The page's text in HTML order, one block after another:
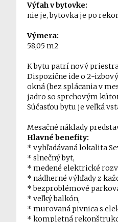
Výťah v bytovke:
nie je, bytovka je po
Výmera:
58,05 m2
K bytu patrí nový
Dispozične ide o 2-
okná (bez splácania v
jadro so sprchovým
Súčasťou bytu je veľká
Mesačné náklady
Hlavné benefity:
* vyhľadávaná lokalita
* slnečný byt,
* medené elektrické
* nádherné výhľady z
* bezproblémové
* veľký balkón,
* murovaná pivnica s
* kompletná